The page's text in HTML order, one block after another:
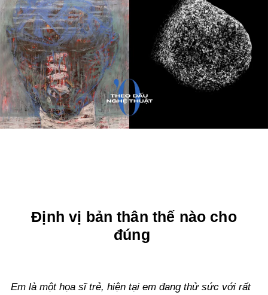
Định vị bản thân thế nào cho
đúng
Em là một họa sĩ trẻ, hiện tại em đang thử sức với rất